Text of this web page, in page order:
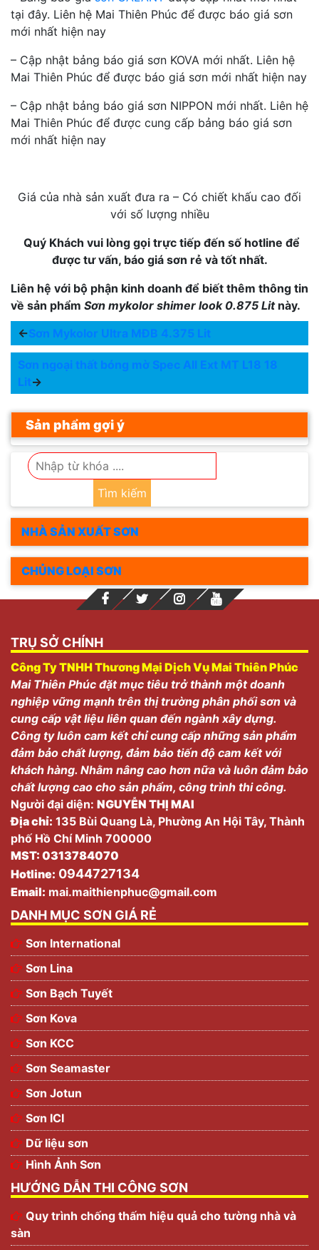
tại đây. Liên hệ Mai Thiên Phúc để được báo giá sơn
mới nhất hiện nay
– Cập nhật bảng báo giá sơn KOVA mới nhất. Liên hệ
Mai Thiên Phúc để được báo giá sơn mới nhất hiện nay
– Cập nhật bảng báo giá sơn NIPPON mới nhất. Liên hệ
Mai Thiên Phúc để được cung cấp bảng báo giá sơn
mới nhất hiện nay
Giá của nhà sản xuất đưa ra – Có chiết khấu cao đối
với số lượng nhiều
Quý Khách vui lòng gọi trực tiếp đến số hotline để
được tư vấn, báo giá sơn rẻ và tốt nhất.
Liên hệ với bộ phận kinh doanh để biết thêm thông tin
về sản phẩm Sơn mykolor shimer look 0.875 Litnày.
←Sơn Mykolor Ultra MĐB 4.375 Lit
Sơn ngoại thất bóng mờ Spec All Ext MT L18 18
Lit→
Sản phẩm gợi ý
Tìm kiếm
NHÀ SẢN XUẤT SƠN
CHỦNG LOẠI SƠN
TRỤ SỞ CHÍNH
Công Ty TNHH Thương Mại Dịch Vụ Mai Thiên Phúc
Mai Thiên Phúc đặt mục tiêu trở thành một doanh
nghiệp vững mạnh trên thị trường phân phối sơn và
cung cấp vật liệu liên quan đến ngành xây dựng.
Công ty luôn cam kết chỉ cung cấp những sản phẩm
đảm bảo chất lượng, đảm bảo tiến độ cam kết với
khách hàng. Nhằm nâng cao hơn nữa và luôn đảm bảo
chất lượng cao cho sản phẩm, công trình thi công.
Người đại diện: NGUYỄN THỊ MAI
Địa chỉ: 135 Bùi Quang Là, Phường An Hội Tây, Thành
phố Hồ Chí Minh 700000
MST: 0313784070
Hotline: 0944727134
Email: mai.maithienphuc@gmail.com
DANH MỤC SƠN GIÁ RẺ
Sơn International
Sơn Lina
Sơn Bạch Tuyết
Sơn Kova
Sơn KCC
Sơn Seamaster
Sơn Jotun
Sơn ICI
Dữ liệu sơn
Hình Ảnh Sơn
HƯỚNG DẪN THI CÔNG SƠN
Quy trình chống thấm hiệu quả cho tường nhà và
sàn